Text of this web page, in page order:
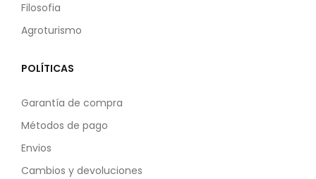
Filosofia
Agroturismo
POLÍTICAS
Garantía de compra
Métodos de pago
Envios
Cambios y devoluciones